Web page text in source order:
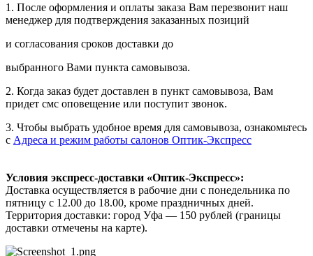
1. После оформления и оплаты заказа Вам перезвонит наш
менеджер для подтверждения заказанных позиций
и согласования сроков доставки до
выбранного Вами пункта самовывоза.
2. Когда заказ будет доставлен в пункт самовывоза, Вам
придет смс оповещение или поступит звонок.
3. Чтобы выбрать удобное время для самовывоза, ознакомьтесь
с Адреса и режим работы салонов Оптик-Экспресс
Условия экспресс-доставки «Оптик-Экспресс»:
Доставка осуществляется в рабочие дни с понедельника по
пятницу с 12.00 до 18.00, кроме праздничных дней.
Территория доставки: город Уфа — 150 рублей (границы
доставки отмечены на карте).